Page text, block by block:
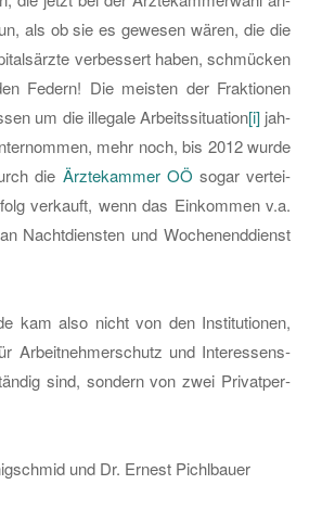
als ob sie es ge­we­sen wären, die die
ver­bes­sert haben, schmü­cken
Fe­dern! Die meis­ten der Frak­tio­nen
um die il­le­ga­le Ar­beits­si­tua­ti­on[i]jah­
mehr noch, bis 2012 wurde
die Ärz­te­kam­mer OÖ sogar ver­tei­
ver­kauft, wenn das Ein­kom­men v.a.
Nacht­diens­ten und Wo­chen­end­dienst
kam also nicht von den In­sti­tu­tio­nen,
Ar­beit­neh­mer­schutz und In­ter­es­sens­
sind, son­dern von zwei Pri­vat­per­
und Dr. Er­nest Pi­ch­lbau­er